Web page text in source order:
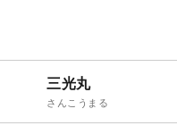
三光丸
さんこうまる